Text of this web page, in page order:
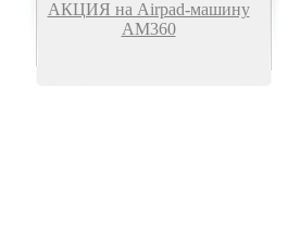
АКЦИЯ на Airpad-машину
АМ360